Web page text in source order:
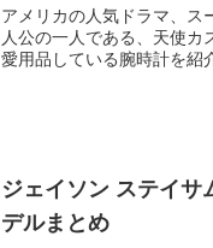
アメリカの人気ドラマ、ス
人公の一人である、天使カ
愛用品している腕時計を紹
ジェイソン ステイサ
デルまとめ